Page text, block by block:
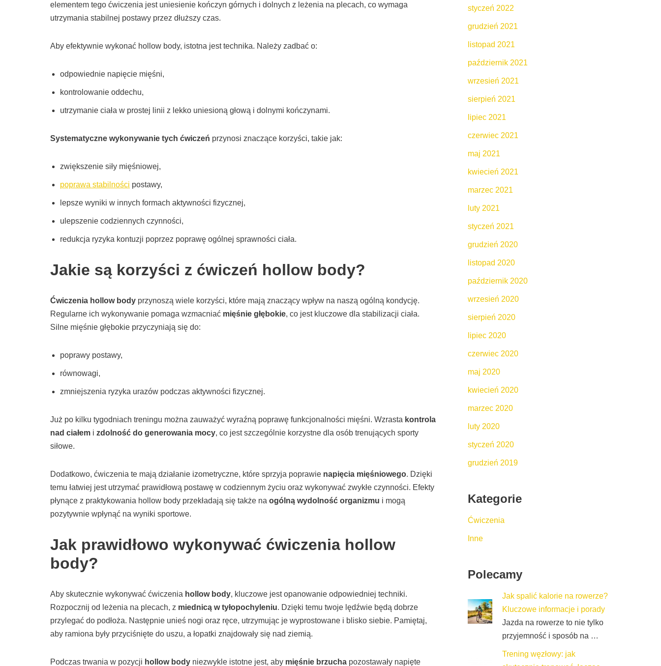
elementem tego ćwiczenia jest uniesienie kończyn górnych i dolnych z leżenia na plecach, co wymaga
utrzymania stabilnej postawy przez dłuższy czas.
Aby efektywnie wykonać hollow body, istotna jest technika. Należy zadbać o:
odpowiednie napięcie mięśni,
kontrolowanie oddechu,
utrzymanie ciała w prostej linii z lekko uniesioną głową i dolnymi kończynami.
Systematyczne wykonywanie tych ćwiczeń przynosi znaczące korzyści, takie jak:
zwiększenie siły mięśniowej,
poprawa stabilności postawy,
lepsze wyniki w innych formach aktywności fizycznej,
ulepszenie codziennych czynności,
redukcja ryzyka kontuzji poprzez poprawę ogólnej sprawności ciała.
Jakie są korzyści z ćwiczeń hollow body?
Ćwiczenia hollow body przynoszą wiele korzyści, które mają znaczący wpływ na naszą ogólną kondycję.
Regularne ich wykonywanie pomaga wzmacniać mięśnie głębokie, co jest kluczowe dla stabilizacji ciała.
Silne mięśnie głębokie przyczyniają się do:
poprawy postawy,
równowagi,
zmniejszenia ryzyka urazów podczas aktywności fizycznej.
Już po kilku tygodniach treningu można zauważyć wyraźną poprawę funkcjonalności mięśni. Wzrasta kontrola
nad ciałem i zdolność do generowania mocy, co jest szczególnie korzystne dla osób trenujących sporty
siłowe.
Dodatkowo, ćwiczenia te mają działanie izometryczne, które sprzyja poprawie napięcia mięśniowego. Dzięki
temu łatwiej jest utrzymać prawidłową postawę w codziennym życiu oraz wykonywać zwykłe czynności. Efekty
płynące z praktykowania hollow body przekładają się także na ogólną wydolność organizmu i mogą
pozytywnie wpłynąć na wyniki sportowe.
Jak prawidłowo wykonywać ćwiczenia hollow
body?
Aby skutecznie wykonywać ćwiczenia hollow body, kluczowe jest opanowanie odpowiedniej techniki.
Rozpocznij od leżenia na plecach, z miednicą w tyłopochyleniu. Dzięki temu twoje lędźwie będą dobrze
przylegać do podłoża. Następnie unieś nogi oraz ręce, utrzymując je wyprostowane i blisko siebie. Pamiętaj,
aby ramiona były przyciśnięte do uszu, a łopatki znajdowały się nad ziemią.
Podczas trwania w pozycji hollow body niezwykle istotne jest, aby mięśnie brzucha pozostawały napięte
styczeń 2022
grudzień 2021
listopad 2021
październik 2021
wrzesień 2021
sierpień 2021
lipiec 2021
czerwiec 2021
maj 2021
kwiecień 2021
marzec 2021
luty 2021
styczeń 2021
grudzień 2020
listopad 2020
październik 2020
wrzesień 2020
sierpień 2020
lipiec 2020
czerwiec 2020
maj 2020
kwiecień 2020
marzec 2020
luty 2020
styczeń 2020
grudzień 2019
Kategorie
Ćwiczenia
Inne
Polecamy
Jak spalić kalorie na rowerze?
Kluczowe informacje i porady
Jazda na rowerze to nie tylko
przyjemność i sposób na …
Trening węzłowy: jak